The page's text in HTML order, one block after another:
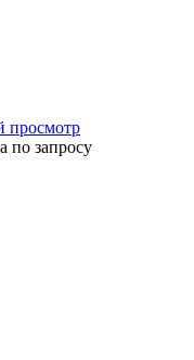
просмотр
по запросу